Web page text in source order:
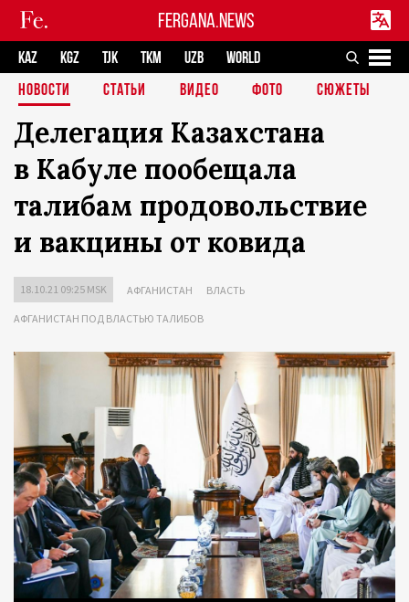
FERGANA.NEWS
KAZ KGZ TJK TKM UZB
WORLD
НОВОСТИ
СТАТЬИ ВИДЕО ФОТО СЮЖЕТЫ
Делегация Казахстана
в Кабуле пообещала
талибам продовольствие
и вакцины от ковида
18.10.21 09:25 MSK АФГАНИСТАН ВЛАСТЬ
АФГАНИСТАН ПОД ВЛАСТЬЮ ТАЛИБОВ